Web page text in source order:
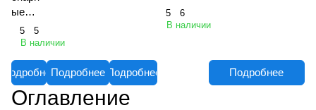
ые
газоан
ализат
Хобби
т-Т
5
5
В наличии
ПодробнееПодробнее Подробнее
затор
портативн
5
6
В наличииисполнения
Подробнее
Оглавление